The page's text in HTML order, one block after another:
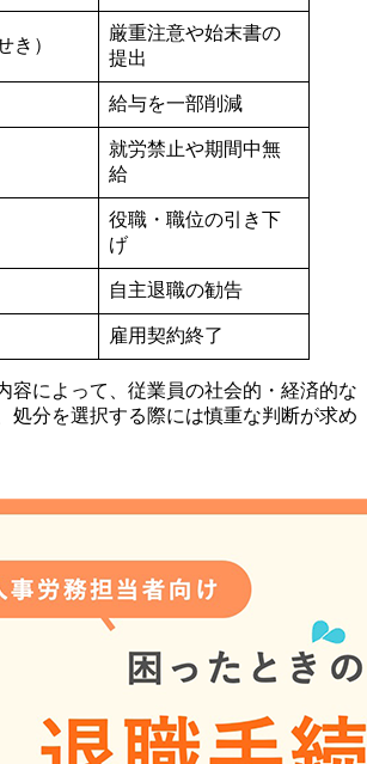
き）
厳重注意や始末書の
提出
給与を一部削減
就労禁止や期間中無
給
役職・職位の引き下
げ
自主退職の勧告
雇用契約終了
容によって、従業員の社会的・経済的な
処分を選択する際には慎重な判断が求め